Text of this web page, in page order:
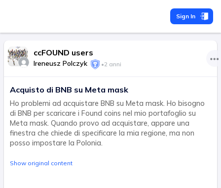
Sign In
ccFOUND users
Ireneusz Polczyk •2 anni
Acquisto di BNB su Meta mask
Ho problemi ad acquistare BNB su Meta mask. Ho bisogno
di BNB per scaricare i Found coins nel mio portafoglio su
Meta mask. Quando provo ad acquistare, appare una
finestra che chiede di specificare la mia regione, ma non
posso impostare la Polonia.
Show original content